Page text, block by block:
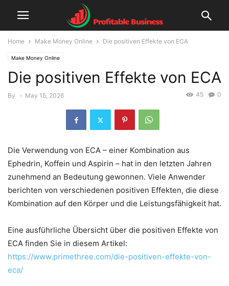
Home Make Money Online Die positiven Effekte von ECA
Make Money Online
Die positiven Effekte von ECA
By - May 15, 2026 0
45
Die Verwendung von ECA – einer Kombination aus
Ephedrin, Koffein und Aspirin – hat in den letzten Jahren
zunehmend an Bedeutung gewonnen. Viele Anwender
berichten von verschiedenen positiven Effekten, die diese
Kombination auf den Körper und die Leistungsfähigkeit hat.
Eine ausführliche Übersicht über die positiven Effekte von
ECA finden Sie in diesem Artikel:
https://www.primethree.com/die-positiven-effekte-von-
eca/